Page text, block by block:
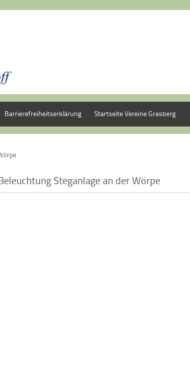
Barrierefreiheitserklärung Startseite Vereine Grasberg
Steganlage an der Wörpe